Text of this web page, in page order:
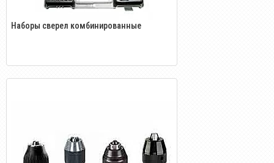
Наборы сверел комбинированные